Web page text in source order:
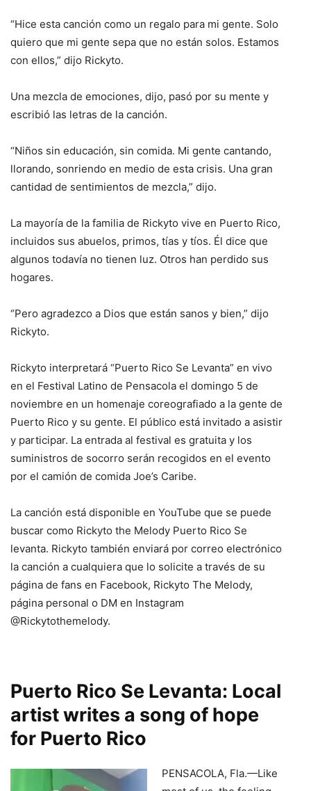
“Hice esta canción como un regalo para mi gente. Solo
quiero que mi gente sepa que no están solos. Estamos
con ellos,” dijo Rickyto.
Una mezcla de emociones, dijo, pasó por su mente y
escribió las letras de la canción.
“Niños sin educación, sin comida. Mi gente cantando,
llorando, sonriendo en medio de esta crisis. Una gran
cantidad de sentimientos de mezcla,” dijo.
La mayoría de la familia de Rickyto vive en Puerto Rico,
incluidos sus abuelos, primos, tías y tíos. Él dice que
algunos todavía no tienen luz. Otros han perdido sus
hogares.
“Pero agradezco a Dios que están sanos y bien,” dijo
Rickyto.
Rickyto interpretará “Puerto Rico Se Levanta” en vivo
en el Festival Latino de Pensacola el domingo 5 de
noviembre en un homenaje coreografiado a la gente de
Puerto Rico y su gente. El público está invitado a asistir
y participar. La entrada al festival es gratuita y los
suministros de socorro serán recogidos en el evento
por el camión de comida Joe’s Caribe.
La canción está disponible en YouTube que se puede
buscar como Rickyto the Melody Puerto Rico Se
levanta. Rickyto también enviará por correo electrónico
la canción a cualquiera que lo solicite a través de su
página de fans en Facebook, Rickyto The Melody,
página personal o DM en Instagram
@Rickytothemelody.
Puerto Rico Se Levanta: Local
artist writes a song of hope
for Puerto Rico
PENSACOLA, Fla.—Like